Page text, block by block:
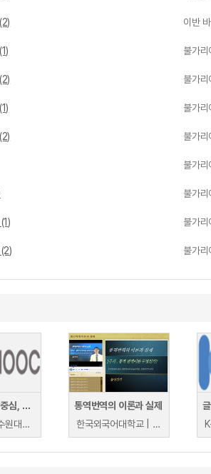
이반
불가
불가
불가
불가
불가
불가
불가
불가
글로벌 소통의 중심, 통역과 번역
K-MOOC | 수원대학교 이혜승 교수
통역번역의 이론과 실제
한국외국어대학교 | 조재범